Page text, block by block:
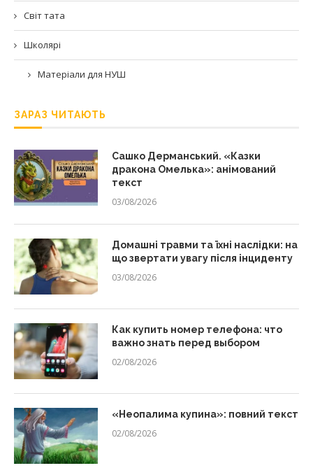
Світ тата
Школярі
Матеріали для НУШ
ЗАРАЗ ЧИТАЮТЬ
Сашко Дерманський. «Казки
дракона Омелька»: анімований
текст
03/08/2026
Домашні травми та їхні наслідки: на
що звертати увагу після інциденту
03/08/2026
Как купить номер телефона: что
важно знать перед выбором
02/08/2026
«Неопалима купина»: повний текст
02/08/2026